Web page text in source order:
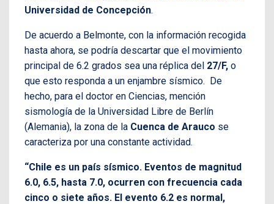
Universidad de Concepción.
De acuerdo a Belmonte, con la información recogida
hasta ahora, se podría descartar que el movimiento
principal de 6.2 grados sea una réplica del 27/F, o
que esto responda a un enjambre sísmico. De
hecho, para el doctor en Ciencias, mención
sismología de la Universidad Libre de Berlín
(Alemania), la zona de la Cuenca de Arauco se
caracteriza por una constante actividad.
“Chile es un país sísmico. Eventos de magnitud
6.0, 6.5, hasta 7.0, ocurren con frecuencia cada
cinco o siete años. El evento 6.2 es normal,